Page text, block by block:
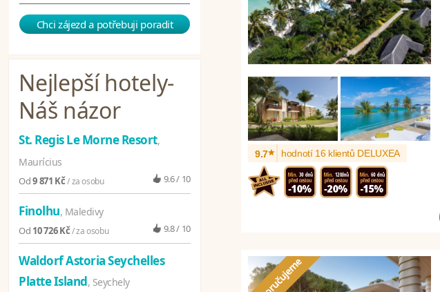
Chci zájezd a potřebuji poradit
Nejlepší hotely-
Náš názor
St. Regis Le Morne Resort,
Maurícius
Od9 871 Kč/ za osobu 9.6 / 10
Finolhu, Maledivy
Od 10 726 Kč/ za osobu 9.8 / 10
Waldorf Astoria Seychelles
Platte Island, Seychely
9.7* hodnotí 16 klientů DELUXEA